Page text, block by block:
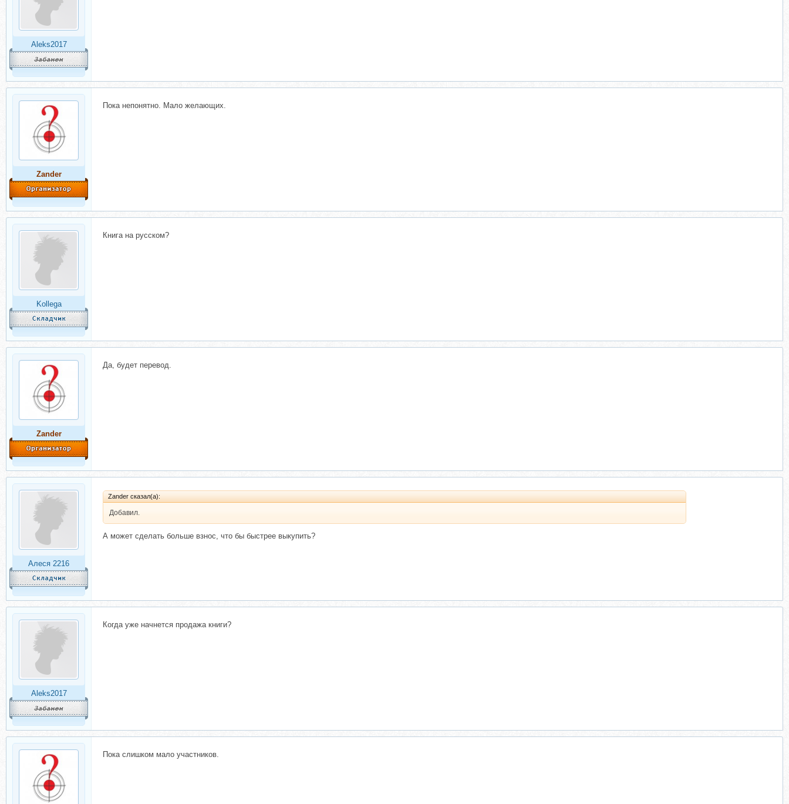
Aleks2017
Zander
Пока непонятно. Мало желающих.
Kollega
Книга на русском?
Zander
Да, будет перевод.
Алеся 2216
Zander сказал(а):
Добавил.
А может сделать больше взнос, что бы быстрее выкупить?
Aleks2017
Когда уже начнется продажа книги?
Пока слишком мало участников.